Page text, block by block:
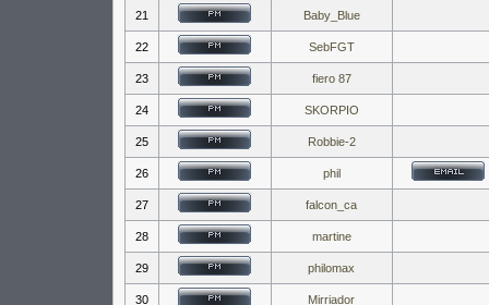
21 Baby_Blue
22 SebFGT
23 fiero 87
24 SKORPIO
25 Robbie-2
26 phil
27 falcon_ca
28 martine
29 philomax
30 Mirriador